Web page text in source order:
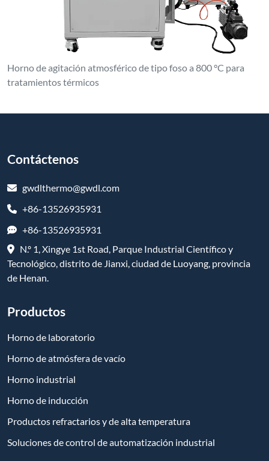
Horno de agitación atmosférico de tipo foso a 800 °C para
tratamientos térmicos
Contáctenos
gwdlthermo@gwdl.com
+86-13526935931
+86-13526935931
N.º 1, Xingye 1st Road, Parque Industrial Científico y
Tecnológico, distrito de Jianxi, ciudad de Luoyang, provincia
de Henan.
Productos
Horno de laboratorio
Horno de atmósfera de vacío
Horno industrial
Horno de inducción
Productos refractarios y de alta temperatura
Soluciones de control de automatización industrial